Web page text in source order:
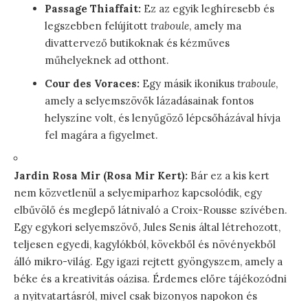
Passage Thiaffait: Ez az egyik leghíresebb és
legszebben felújított traboule, amely ma
divattervező butikoknak és kézműves
műhelyeknek ad otthont.
Cour des Voraces: Egy másik ikonikus traboule,
amely a selyemszövők lázadásainak fontos
helyszíne volt, és lenyűgöző lépcsőházával hívja
fel magára a figyelmet.
Jardin Rosa Mir (Rosa Mir Kert): Bár ez a kis kert
nem közvetlenül a selyemiparhoz kapcsolódik, egy
elbűvölő és meglepő látnivaló a Croix-Rousse szívében.
Egy egykori selyemszövő, Jules Senis által létrehozott,
teljesen egyedi, kagylókból, kövekből és növényekből
álló mikro-világ. Egy igazi rejtett gyöngyszem, amely a
béke és a kreativitás oázisa. Érdemes előre tájékozódni
a nyitvatartásról, mivel csak bizonyos napokon és